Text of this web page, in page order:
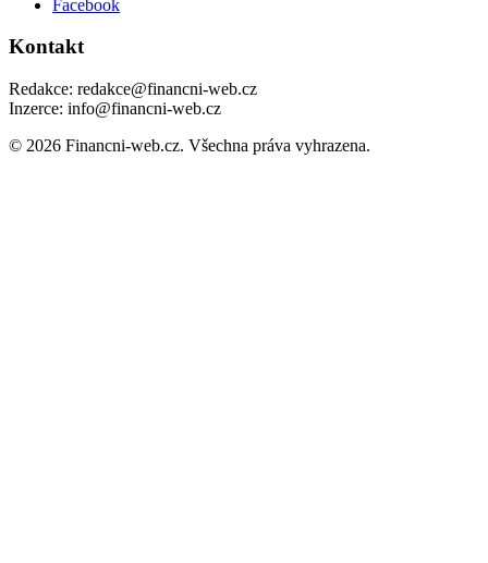
Facebook
Kontakt
Redakce: redakce@financni-web.cz
Inzerce: info@financni-web.cz
© 2026 Financni-web.cz. Všechna práva vyhrazena.